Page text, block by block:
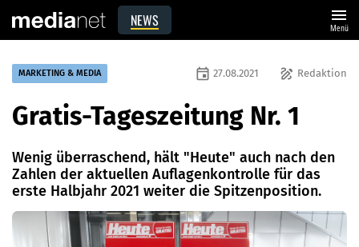
NEWS menu
Menü
MARKETING & MEDIA draw Redaktion
event 27.08.2021
Gratis-Tageszeitung Nr. 1
Wenig überraschend, hält "Heute" auch nach den
Zahlen der aktuellen ­Auflagenkontrolle für das
erste Halbjahr 2021 weiter die Spitzenposition.